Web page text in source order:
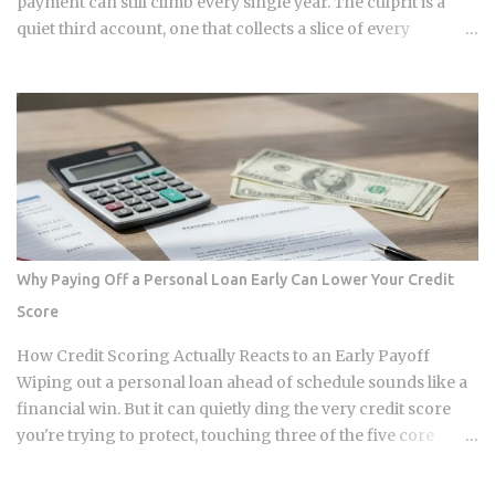
quiet third account, one that collects a slice of every
does and why it moves, you can budget with confidence
instead of getting blindsided by a bill you never saw
coming. The setup happens automatically for most
borrowers at closing. Lenders calculate your estimated
annual property tax and insurance costs, divide by 12, and
add that figure on top of your principal and interest
payment. Bills don't arrive exactly when the account opens,
so lenders usually require a cushion: you prepay a few
months of escrow deposits upfront so the account isn't
sitting empty when the first tax or insurance bill lands. One
monthly payment covers principal, interest, taxes, and
insurance, a structure lende...
Why Paying Off a Personal Loan Early Can Lower Your Credit
Score
How Credit Scoring Actually Reacts to an Early Payoff
Wiping out a personal loan ahead of schedule sounds like a
financial win. But it can quietly ding the very credit score
you're trying to protect, touching three of the five core